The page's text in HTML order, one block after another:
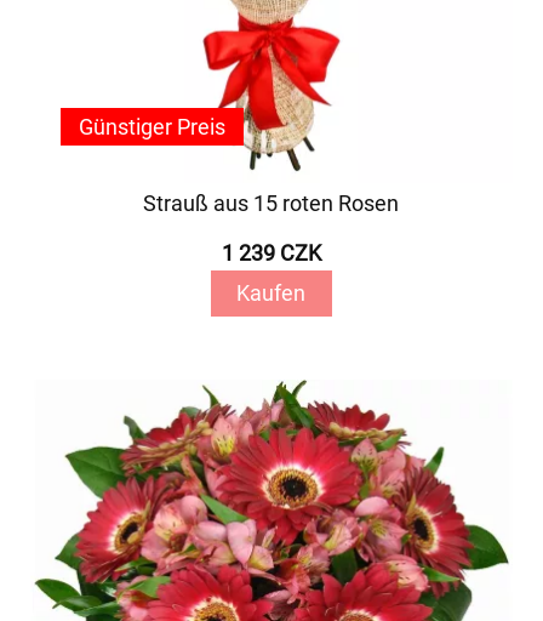
Strauß aus 15 roten Rosen
1 239 CZK
Kaufen
Günstiger Preis